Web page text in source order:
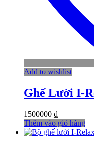
Add to wishlist
Ghế Lười I-
1500000 ₫
Thêm vào giỏ hàng